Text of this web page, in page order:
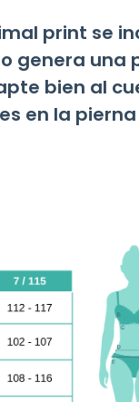
print se
genera una
bien al
en la